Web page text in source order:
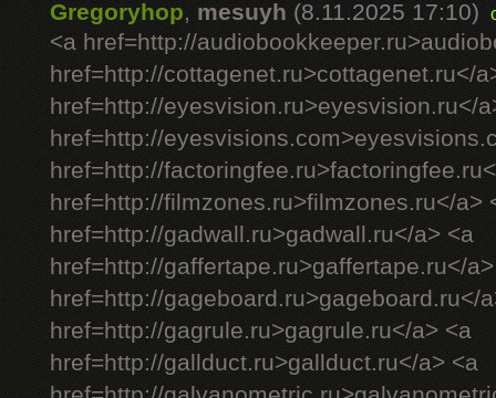
Gregoryhop, mesuyh (8.11.2025 17:10)
<a href=http://
href=http://cottagenet.ru>cottagenet.ru</
href=http://eyesvision.ru>eyesvision.ru</
href=http://
href=http://
href=http://filmzones.ru>filmzones.ru</a>
href=http://gadwall.ru>gadwall.ru</a> <a
href=http://gaffertape.ru>gaffertape.ru</
href=http://gageboard.ru>gageboard.ru</
href=http://gagrule.ru>gagrule.ru</a> <a
href=http://gallduct.ru>gallduct.ru</a> <a